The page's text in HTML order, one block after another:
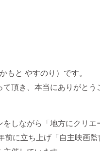
と やすのり）です。
頂き、本当にありがとう
しながら「地方にクリエ
に立ち上げ「自主映画